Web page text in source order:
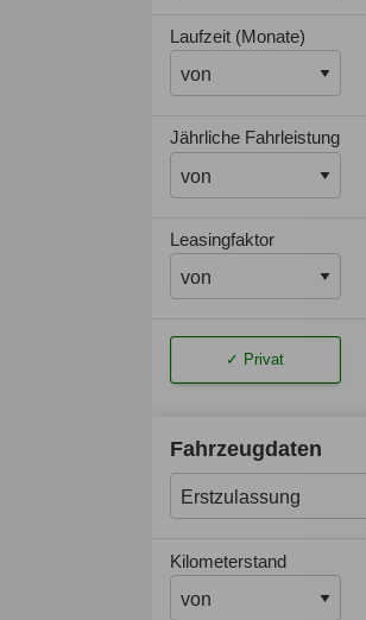
Laufzeit (Monate)
Jährliche Fahrleistung
Leasingfaktor
Privat
Fahrzeugdaten
Kilometerstand